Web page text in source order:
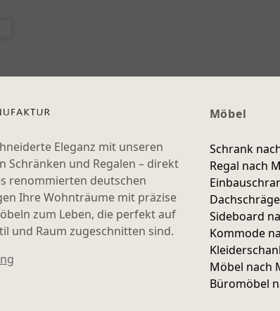
Eleganz mit unseren
Schränken und Regalen – direkt
renommierten deutschen
Ihre Wohnträume mit präzise
zum Leben, die perfekt auf
und Raum zugeschnitten sind.
Möbel
Schrank
Regal nach
Sideboard
Kommode
Möbel nach
Büromöbel